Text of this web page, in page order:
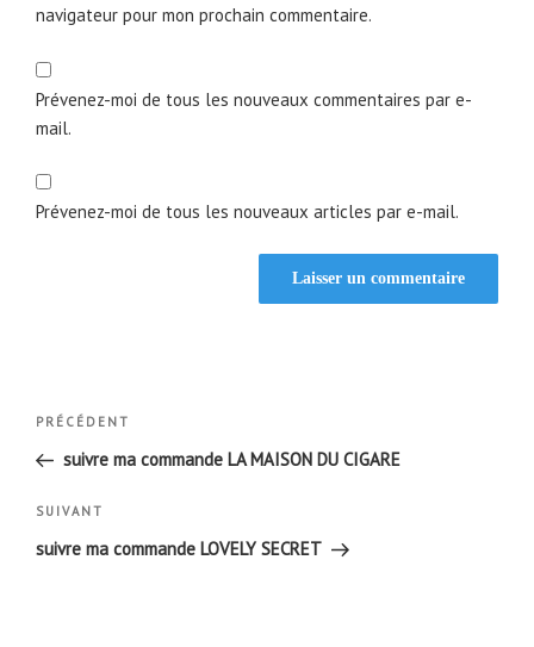
navigateur pour mon prochain commentaire.
Prévenez-moi de tous les nouveaux commentaires par e-
mail.
Prévenez-moi de tous les nouveaux articles par e-mail.
Navigation
l’article
Article
précédent
PRÉCÉDENT
suivre ma commande LA MAISON DU CIGARE
Article
suivant
SUIVANT
suivre ma commande LOVELY SECRET